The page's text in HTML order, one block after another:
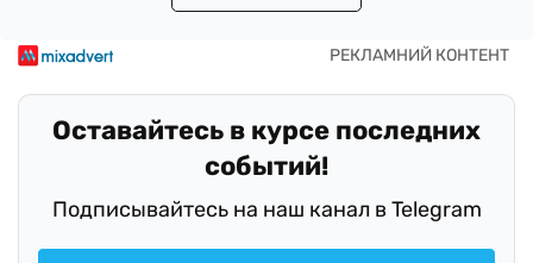
Оставайтесь в курсе последних
событий!
Подписывайтесь на наш канал в Telegram